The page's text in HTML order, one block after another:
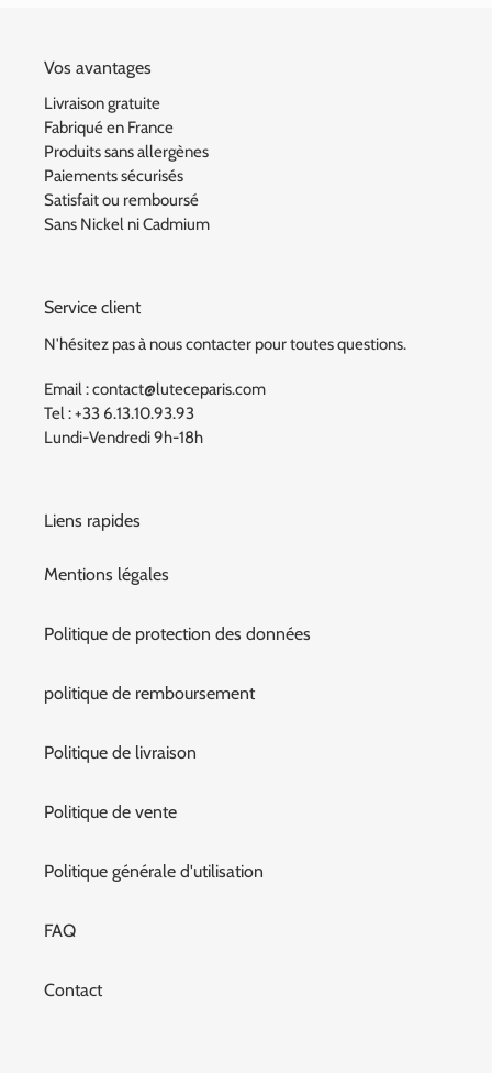
Vos avantages
Livraison gratuite
Fabriqué en France
Produits sans allergènes
Paiements sécurisés
Satisfait ou remboursé
Sans Nickel ni Cadmium
Service client
N'hésitez pas à nous contacter pour toutes questions.
Email : contact@luteceparis.com
Tel : +33 6.13.10.93.93
Lundi-Vendredi 9h-18h
Liens rapides
Mentions légales
Politique de protection des données
politique de remboursement
Politique de livraison
Politique de vente
Politique générale d'utilisation
FAQ
Contact